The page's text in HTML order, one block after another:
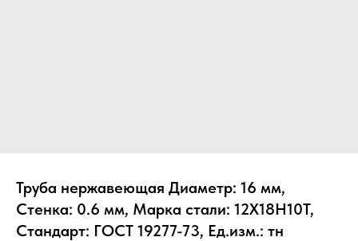
Труба нержавеющая Диаметр: 16 мм,
Стенка: 0.6 мм, Марка стали: 12Х18Н10Т,
Стандарт: ГОСТ 19277-73, Ед.изм.: тн